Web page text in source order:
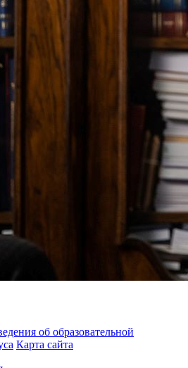
об образовательной
Карта сайта